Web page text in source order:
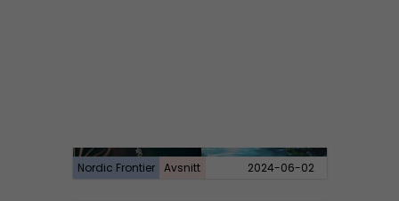
Nordic Frontier Avsnitt 2024-06-02